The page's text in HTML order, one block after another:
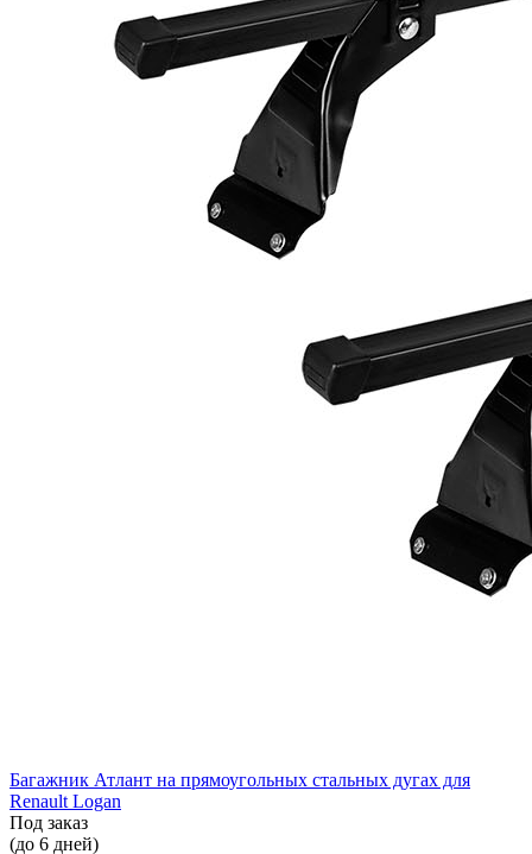
Багажник Атлант на прямоугольных стальных дугах для
Renault Logan
Под заказ
(до 6 дней)